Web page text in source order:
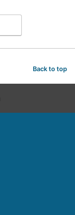
Back to top